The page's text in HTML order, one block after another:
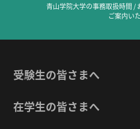
青山学院大学の事務取扱時間 /
ご案内い
受験生の皆さまへ
在学生の皆さまへ